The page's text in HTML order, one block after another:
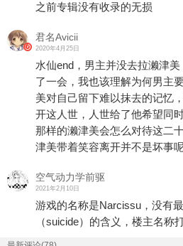
之前专辑没有收录的无损
君名Avicii
2020年4月25日
水仙end，男主并没去拉濑津
了一会，我也该理解为何男主
美对自己留下难以抹去的记忆
开这人世，人世给了他希望同
那样的濑津美会怎么对待这
津美带着笑容离开并不是坏事
空气动力学前驱
2021年2月10日
游戏的名称是Narcissu，没有
（suicide）的含义，楼主名称